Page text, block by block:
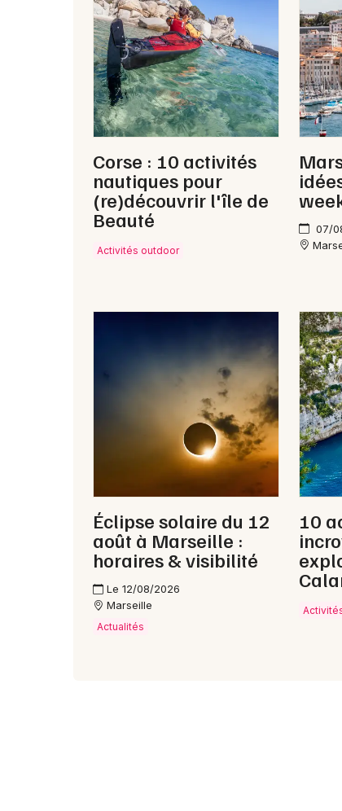
Corse : 10 activités
nautiques pour
(re)découvrir l'île de
Beauté
Activités outdoor
07/
Éclipse solaire du 12
août à Marseille :
horaires & visibilité
Le 12/08/2026
Marseille
Actualités
10